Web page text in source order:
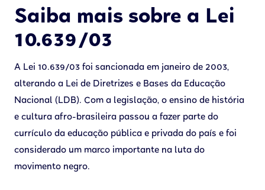
Saiba mais sobre a Lei
10.639/03
A Lei 10.639/03 foi sancionada em janeiro de 2003,
alterando a Lei de Diretrizes e Bases da Educação
Nacional (LDB). Com a legislação, o ensino de história
e cultura afro-brasileira passou a fazer parte do
currículo da educação pública e privada do país e foi
considerado um marco importante na luta do
movimento negro.